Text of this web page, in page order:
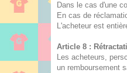
Dans le cas d'une
En cas de
L'acheteur est
Article 8 :
Les acheteurs,
un remboursement